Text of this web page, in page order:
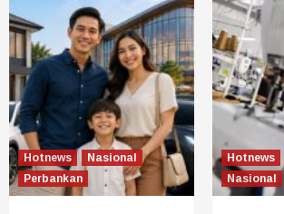
Hotnews
Nasional
Perbankan
Hotnews
Nasional